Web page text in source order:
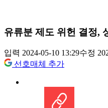
유류분 제도 위헌 결정,
입력 2024-05-10 13:29수정
선호매체 추가